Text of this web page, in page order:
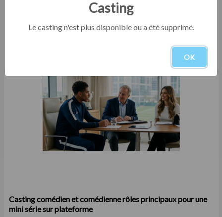
tournage d'un court film institutionnel en Eure-et-Loir
Casting comédien et comédienne rôles principaux pour une
mini série sur plateforme
Casting
Le casting n'est plus disponible ou a été supprimé.
OK